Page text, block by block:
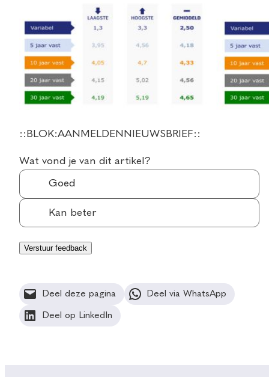
::BLOK:AANMELDENNIEUWSBRIEF::
Wat vond je van dit artikel?
Goed
Kan beter
Deel deze pagina Deel via WhatsApp
Deel op LinkedIn